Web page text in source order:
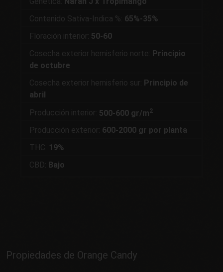
Contenido Sativa-Indica %: 65%-35%
Floración interior: 50-60
Cosecha exterior hemisferio norte: Principio
de octubre
Cosecha exterior hemisferio sur: Principio de
abril
Producción interior: 500-600 gr/m2
Producción exterior: 600-2000 gr por planta
THC: 19%
CBD: Bajo
Propiedades de Orange Candy